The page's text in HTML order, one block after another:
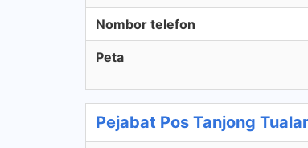
Nombor telefon
Peta
Pejabat Pos Tanjong